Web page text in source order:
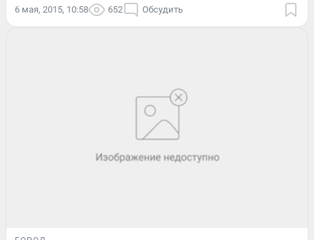
6 мая, 2015, 10:58 652 Обсудить